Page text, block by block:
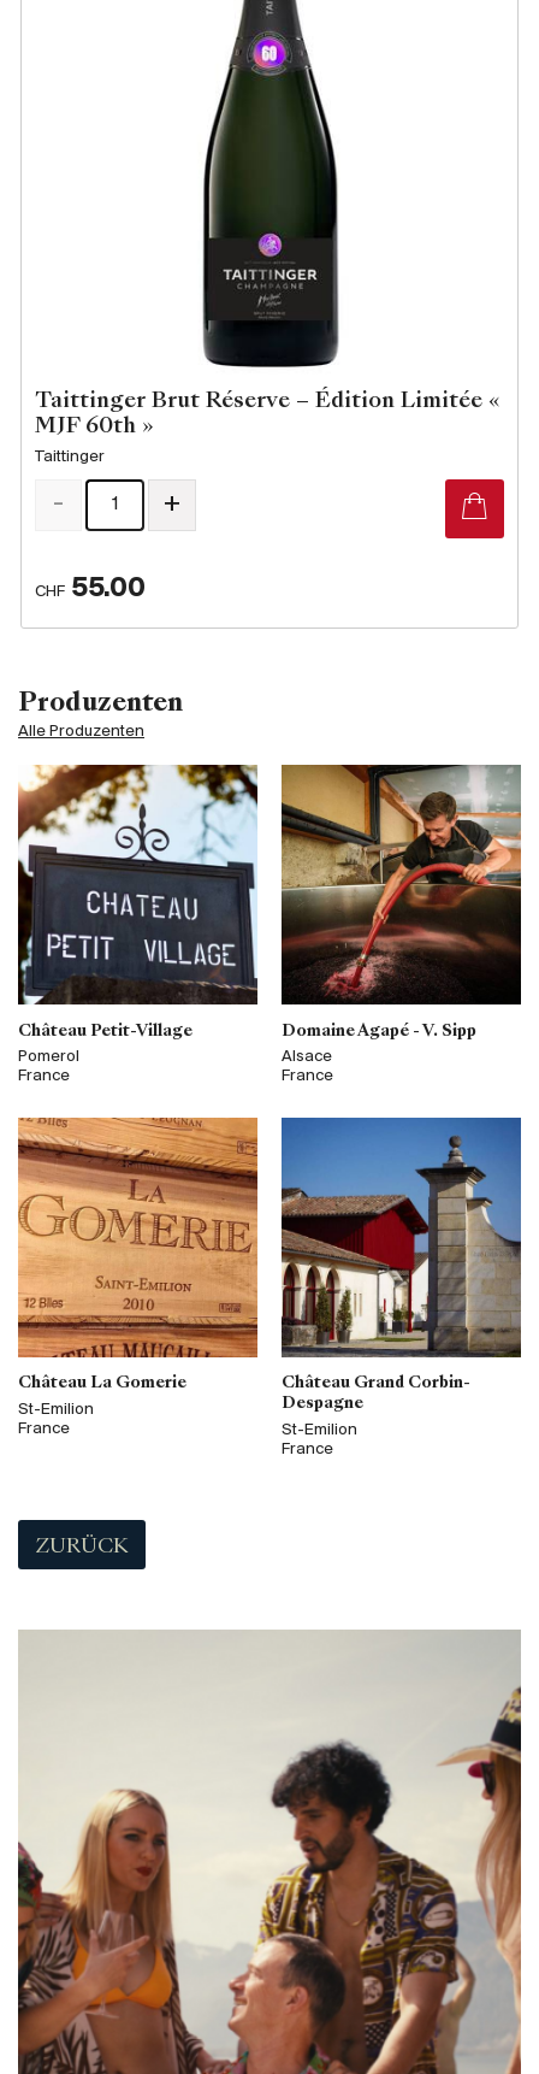
Produzenten
Alle Produzenten
Château Petit-Village
Pomerol
France
Domaine Agapé - V. Sipp
Alsace
France
Château La Gomerie
St-Emilion
France
Château Grand Corbin-
Despagne
St-Emilion
France
ZURÜCK
Taittinger Brut Réserve – Édition Limitée «
MJF 60th »
Taittinger
CHF 55.00
- +